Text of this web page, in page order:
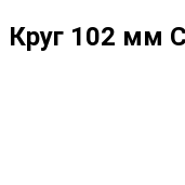
Круг 102 мм